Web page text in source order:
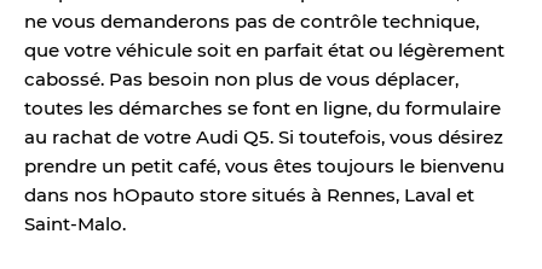
ne vous demanderons pas de contrôle technique,
que votre véhicule soit en parfait état ou légèrement
cabossé. Pas besoin non plus de vous déplacer,
toutes les démarches se font en ligne, du formulaire
au rachat de votre Audi Q5. Si toutefois, vous désirez
prendre un petit café, vous êtes toujours le bienvenu
dans nos hOpauto store situés à Rennes, Laval et
Saint-Malo.